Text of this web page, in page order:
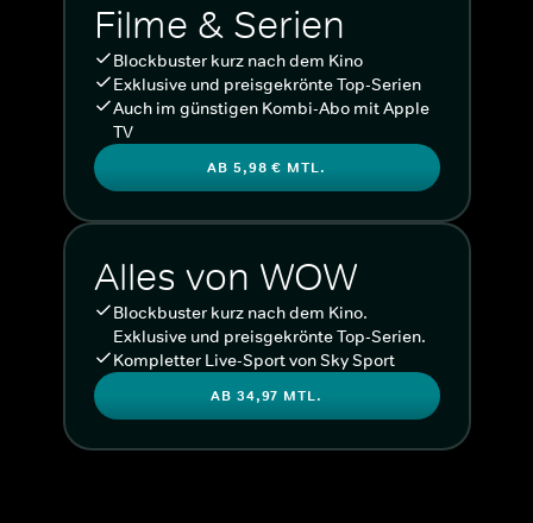
Filme & Serien
Blockbuster kurz nach dem Kino
Exklusive und preisgekrönte Top-Serien
Auch im günstigen Kombi-Abo mit Apple
TV
AB 5,98 € MTL.
Alles von WOW
Blockbuster kurz nach dem Kino.
Exklusive und preisgekrönte Top-Serien.
Kompletter Live-Sport von Sky Sport
AB 34,97 MTL.